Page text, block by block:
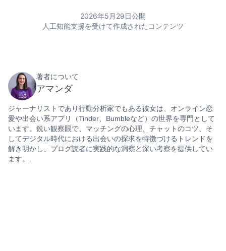
2026年5月29日公開
人工知能支援を受けて作成されたコンテンツ
著者について
アマンダ
ジャーナリストであり行動分析家でもある彼女は、オンライン恋
愛や出会い系アプリ（Tinder、Bumbleなど）の世界を専門として
います。鋭い観察眼で、マッチングの心理、チャットのコツ、そ
してデジタル時代における出会いの探求を特徴づけるトレンドを
解き明かし、ブログ読者に実践的な洞察と深い考察を提供してい
ます。.